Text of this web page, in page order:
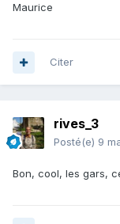
Maurice
Citer
rives_3
Posté(e) 9
Bon, cool, les gars,